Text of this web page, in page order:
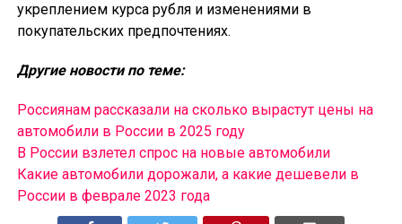
укреплением курса рубля и изменениями в
покупательских предпочтениях.
Другие новости по теме:
Россиянам рассказали на сколько вырастут цены на
автомобили в России в 2025 году
В России взлетел спрос на новые автомобили
Какие автомобили дорожали, а какие дешевели в
России в феврале 2023 года